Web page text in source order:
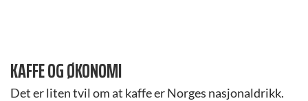
KAFFE OG ØKONOMI
Det er liten tvil om at kaffe er Norges nasjonaldrikk.